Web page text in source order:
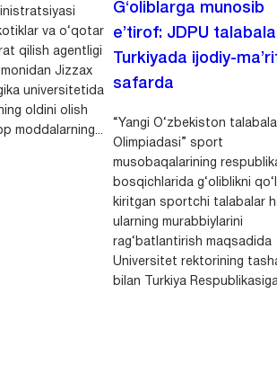
va o‘qotar
qilish agentligi
Jizzax
universitetida
oldini olish
moddalarning...
G‘oliblarga munosib
e’tirof: JDPU
Turkiyada ijodiy-
safarda
“Yangi O‘zbekiston
Olimpiadasi” sport
musobaqalarining
bosqichlarida g‘oliblikni
kiritgan sportchi talabalar
ularning murabbiylarini
rag‘batlantirish maqsadida
Universitet rektorining
bilan Turkiya